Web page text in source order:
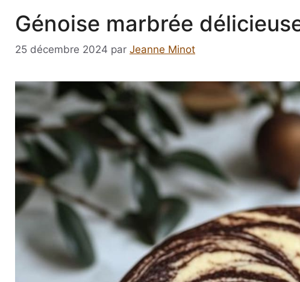
Génoise marbrée
25 décembre 2024 par Jeanne Minot